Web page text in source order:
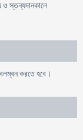
ও স্তন্যদানকালে
করতে হবে।